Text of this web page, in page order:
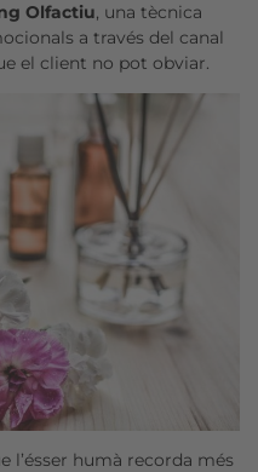
Olfactiu, una tècnica
a través del canal
el client no pot obviar.
l’ésser humà recorda més